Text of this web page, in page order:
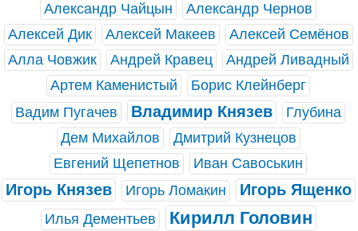
Александр Чайцын
Александр Чернов
Алексей Дик
Алексей Макеев
Алексей Семёнов
Алла Човжик
Андрей Кравец
Андрей Ливадный
Артем Каменистый
Борис Клейнберг
Вадим Пугачев
Владимир Князев
Глубина
Дем Михайлов
Дмитрий Кузнецов
Евгений Щепетнов
Иван Савоськин
Игорь Князев Игорь Ломакин Игорь Ященко
Илья Дементьев Кирилл Головин